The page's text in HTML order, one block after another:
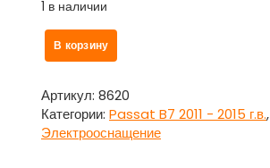
1 в наличии
Количество
товара
стеклоподъемника
передний
правый
В корзину
Артикул: 8620
Категории: Passat B7 2011 - 2015 г.в.,
Электрооснащение